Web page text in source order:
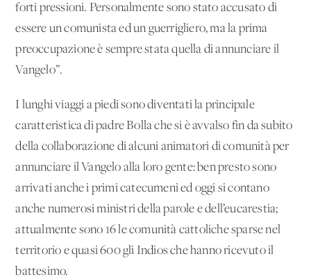
forti pressioni. Personalmente sono stato accusato di
essere un comunista ed un guerrigliero, ma la prima
preoccupazione è sempre stata quella di annunciare il
Vangelo”.
I lunghi viaggi a piedi sono diventati la principale
caratteristica di padre Bolla che si è avvalso fin da subito
della collaborazione di alcuni animatori di comunità per
annunciare il Vangelo alla loro gente: ben presto sono
arrivati anche i primi catecumeni ed oggi si contano
anche numerosi ministri della parole e dell’eucarestia;
attualmente sono 16 le comunità cattoliche sparse nel
territorio e quasi 600 gli Indios che hanno ricevuto il
battesimo.